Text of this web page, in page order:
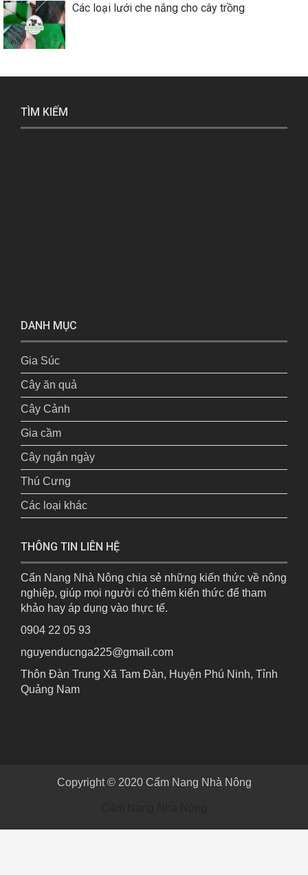
Các loại lưới che nắng cho cây trồng
TÌM KIẾM
DANH MỤC
Gia Súc
Cây ăn quả
Cây Cảnh
Gia cầm
Cây ngắn ngày
Thú Cưng
Các loại khác
THÔNG TIN LIÊN HỆ
Cẩn Nang Nhà Nông chia sẻ những kiến thức về nông
nghiệp, giúp mọi người có thêm kiến thức để tham
khảo hay áp dụng vào thực tế.
0904 22 05 93
nguyenducnga225@gmail.com
Thôn Đàn Trung Xã Tam Đàn, Huyện Phú Ninh, Tỉnh
Quảng Nam
Copyright © 2020 Cẩm Nang Nhà Nông